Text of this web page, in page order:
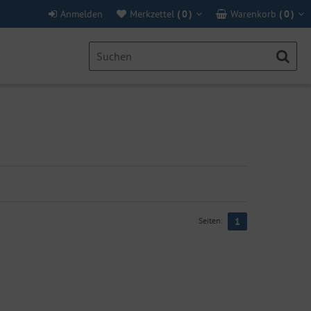
Warenkorb (0 )
Merkzettel (0 )
Anmelden
Seiten: 1